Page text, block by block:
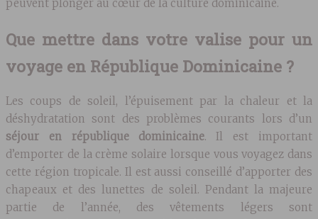
peuvent plonger au cœur de la culture dominicaine.
Que mettre dans votre valise pour un
voyage en République Dominicaine ?
Les coups de soleil, l’épuisement par la chaleur et la
déshydratation sont des problèmes courants lors d’un
séjour en république dominicaine. Il est important
d’emporter de la crème solaire lorsque vous voyagez dans
cette région tropicale. Il est aussi conseillé d’apporter des
chapeaux et des lunettes de soleil. Pendant la majeure
partie de l’année, des vêtements légers sont